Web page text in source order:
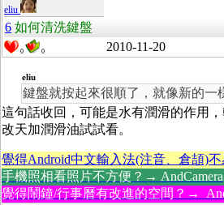
eliu
6 如何清洗鍵盤
0 0 2010-11-20
eliu
鍵盤就按起來很順了，就像新的一
這句話收回，可能是水有潤滑的作用，
改天加潤滑油試試看。
覺得Android中文輸入法(注音、倉頡)
手機照相看照片不方便？→ AndCamera
覺得鬧鐘/行事曆有改進的空間？→